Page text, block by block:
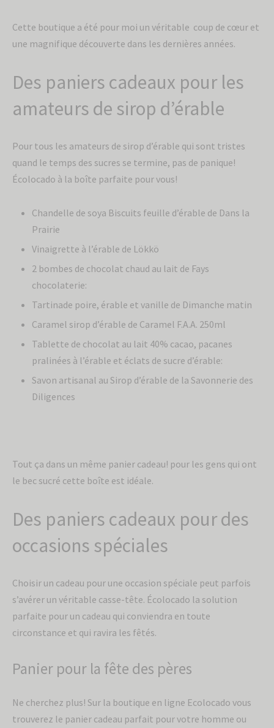
Cette boutique a été pour moi un véritable coup de cœur et
une magnifique découverte dans les dernières années.
Des paniers cadeaux pour les
amateurs de sirop d’érable
Pour tous les amateurs de sirop d’érable qui sont tristes
quand le temps des sucres se termine, pas de panique!
Écolocado à la boîte parfaite pour vous!
Chandelle de soya Biscuits feuille d’érable de Dans la
Prairie
Vinaigrette à l’érable de Lökkö
2 bombes de chocolat chaud au lait de Fays
chocolaterie:
Tartinade poire, érable et vanille de Dimanche matin
Caramel sirop d’érable de Caramel F.A.A. 250ml
Tablette de chocolat au lait 40% cacao, pacanes
pralinées à l’érable et éclats de sucre d’érable:
Savon artisanal au Sirop d’érable de la Savonnerie des
Diligences
Tout ça dans un même panier cadeau! pour les gens qui ont
le bec sucré cette boîte est idéale.
Des paniers cadeaux pour des
occasions spéciales
Choisir un cadeau pour une occasion spéciale peut parfois
s’avérer un véritable casse-tête. Écolocado la solution
parfaite pour un cadeau qui conviendra en toute
circonstance et qui ravira les fêtés.
Panier pour la fête des pères
Ne cherchez plus! Sur la boutique en ligne Ecolocado vous
trouverez le panier cadeau parfait pour votre homme ou